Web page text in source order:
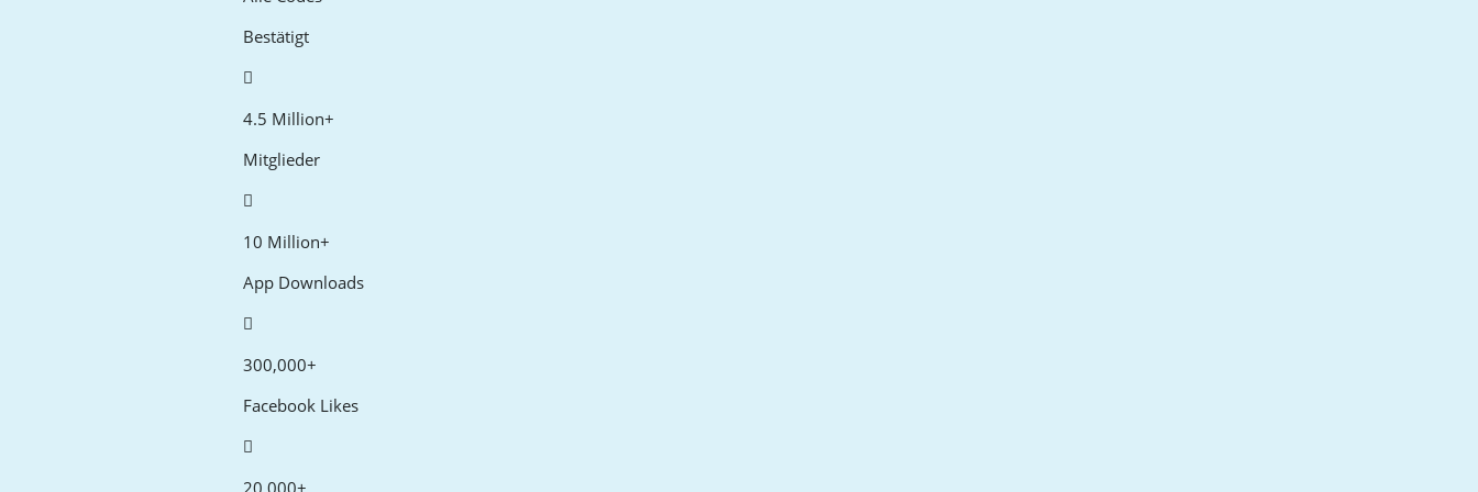
Bestätigt
4.5 Million+
Mitglieder
10 Million+
App Downloads
300,000+
Facebook Likes
20,000+